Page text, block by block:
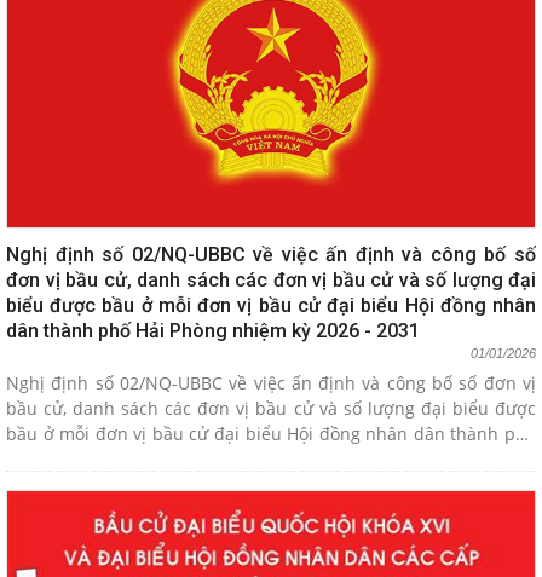
Nghị định số 02/NQ-UBBC về việc ấn định và công bố số
đơn vị bầu cử, danh sách các đơn vị bầu cử và số lượng đại
biểu được bầu ở mỗi đơn vị bầu cử đại biểu Hội đồng nhân
dân thành phố Hải Phòng nhiệm kỳ 2026 - 2031
01/01/2026
Nghị định số 02/NQ-UBBC về việc ấn định và công bố số đơn vị
bầu cử, danh sách các đơn vị bầu cử và số lượng đại biểu được
bầu ở mỗi đơn vị bầu cử đại biểu Hội đồng nhân dân thành phố